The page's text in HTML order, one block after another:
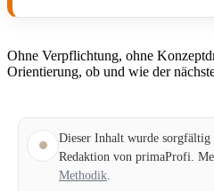
Ohne Verpflichtung, ohne
Orientierung, ob und wie der
Dieser Inhalt wurde sorgfältig
Redaktion von primaProfi.
Methodik